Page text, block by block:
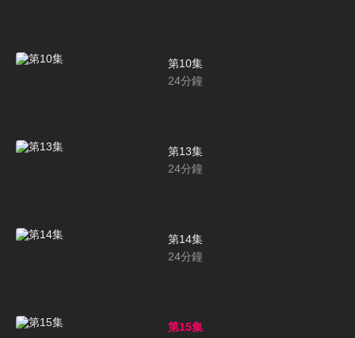
第10集
24分鐘
第13集
24分鐘
第14集
24分鐘
第15集